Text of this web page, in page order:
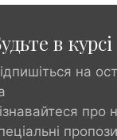
в курсі
на
про